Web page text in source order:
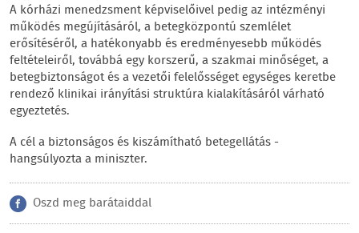
A kórházi menedzsment képviselőivel pedig az intézményi
működés megújításáról, a betegközpontú szemlélet
erősítéséről, a hatékonyabb és eredményesebb működés
feltételeiről, továbbá egy korszerű, a szakmai minőséget, a
betegbiztonságot és a vezetői felelősséget egységes keretbe
rendező klinikai irányítási struktúra kialakításáról várható
egyeztetés.
A cél a biztonságos és kiszámítható betegellátás -
hangsúlyozta a miniszter.
Oszd meg barátaiddal